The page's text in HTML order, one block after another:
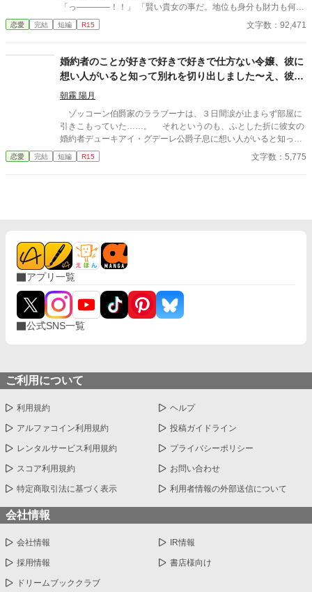
「っ――――！！」 「賢い貴女の事だ。地位も身分も財力も何も
かもが貴女にとっては高嶺の花だと元々分かっていたのでしょ
う？そんな感情を持っているだけ時間が無駄だと思いません
に想い人がいる。気持ちが迷惑。諦めろ。時間の無駄。彼は止ま
らず話し続ける。彼が口を開く度に、まるで弾丸のように心を抉
っていった。 ＊＊＊＊＊＊ ・執筆時間空けてしまった間に途中過
程が気に食わなくなったので、設定などを少し変えて改稿してい
ます。
恋愛 完結 短編 R15 文字数：92,471
婚約者のことが好きで好きで好きで仕方ない令嬢、彼に
想い人がいると知って別れを切り出しました〜え、彼が
本当に好きだったのは私なんですか！？〜
朝霧 陽月
ゾッコーン伯爵家のララブーナは、３日間涙が止まらず部屋に
引きこもっていた……。 それというのも、ふとした折に彼女の
婚約者デューキアイ・グデーレ公爵子息に想い人がいると知って
しまったからだ。 ※内容はタイトル通りです、基本ヤベェ登場人
物しかいません。 ※他サイトにも、同作者ほぼ同タイトルで投稿
恋愛 完結 短編 R15 文字数：5,775
アプリ一覧
公式SNS一覧
ご利用について
利用規約 ヘルプ
アルファコイン利用規約 投稿ガイドライン
レンタルサービス利用規約 プライバシーポリシー
スコア利用規約 お問い合わせ
特定商取引法に基づく表示 利用者情報の外部送信について
会社情報
会社情報 IR情報
採用情報 書店様向け
ドリームブッククラブ